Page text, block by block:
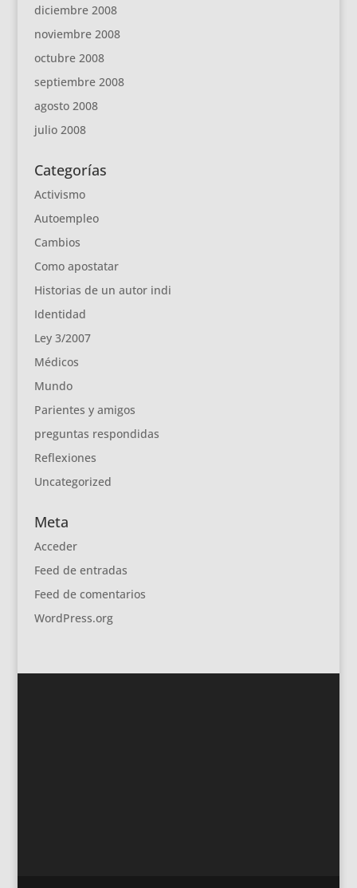
diciembre 2008
noviembre 2008
octubre 2008
septiembre 2008
agosto 2008
julio 2008
Categorías
Activismo
Autoempleo
Cambios
Como apostatar
Historias de un autor indi
Identidad
Ley 3/2007
Médicos
Mundo
Parientes y amigos
preguntas respondidas
Reflexiones
Uncategorized
Meta
Acceder
Feed de entradas
Feed de comentarios
WordPress.org